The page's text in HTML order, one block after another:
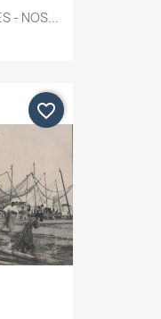
- NOS...
favorite_border